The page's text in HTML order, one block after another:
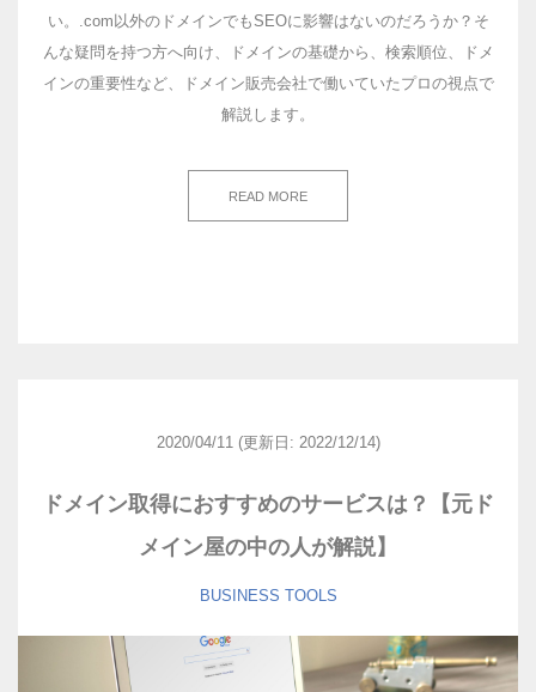
い。.com以外のドメインでもSEOに影響はないのだろうか？そ
んな疑問を持つ方へ向け、ドメインの基礎から、検索順位、ドメ
インの重要性など、ドメイン販売会社で働いていたプロの視点で
解説します。
READ MORE
2020/04/11 (更新日: 2022/12/14)
ドメイン取得におすすめのサービスは？【元ド
メイン屋の中の人が解説】
BUSINESS TOOLS